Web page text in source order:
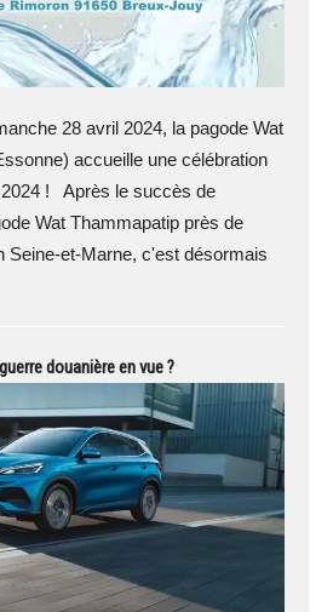
28 avril 2024, la pagode Wat
accueille une célébration
! Après le succès de
Wat Thammapatip près de
Seine-et-Marne, c'est désormais
douanière en vue ?